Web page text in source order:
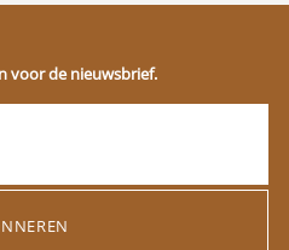
voor de nieuwsbrief.